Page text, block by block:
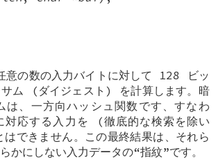
意の数の入力バイトに対して 128 ビッ
サム (ダイジェスト) を計算します。暗
は、一方向ハッシュ関数です、すなわ
対応する入力を (徹底的な検索を除い
できません。この最終結果は、それら
かにしない入力データの“指紋”です。